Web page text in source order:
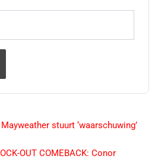
stuurt ‘waarschuwing’
OUT COMEBACK: Conor